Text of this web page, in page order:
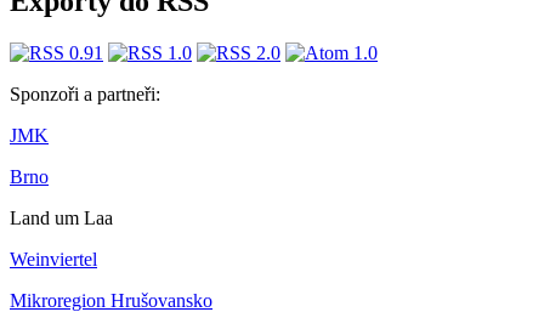
Sponzoři a partneři:
JMK
Brno
Land um Laa
Weinviertel
Mikroregion Hrušovansko